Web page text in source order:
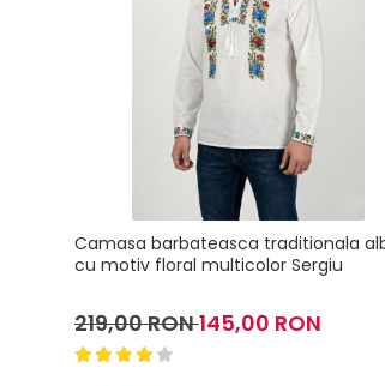
Camasa barbateasca traditionala
cu motiv floral multicolor Sergiu
219,00 RON145,00 RON